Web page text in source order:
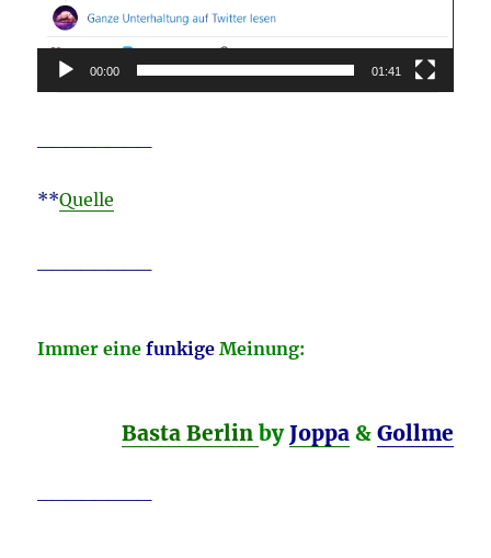
00:00 01:41
**Quelle
Immer eine funkige Meinung:
Basta Berlin by Joppa& Gollme